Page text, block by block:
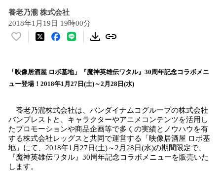
養老乃瀧 株式会社
2018年1月19日 19時00分
い
！
数
み
込
み
中
で
す
「映像居酒屋 ロボ基地」『魔神英雄伝ワタル』30周年記念コラボメニ
ュー登場！2018年1月27日(土)～2月28日(水)
養老乃瀧株式会社は、バンダイナムコグループの株式会社
バンプレストと、キャラクターやアニメコンテンツを活用し
たプロモーションや商品企画等で多くの実績とノウハウを有
する株式会社レッグスと共同で運営する「映像居酒屋 ロボ基
地」にて、2018年1月27日(土)～2月28日(水)の期間限定で、
『魔神英雄伝ワタル』30周年記念コラボメニューを販売いた
します。